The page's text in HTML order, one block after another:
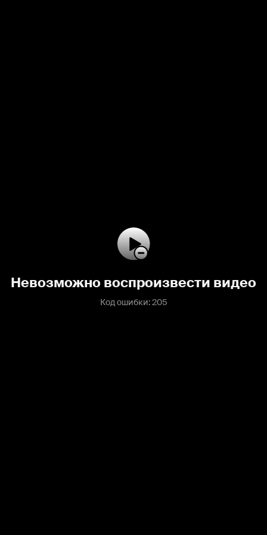
Невозможно воспроизвести видео
Код ошибки: 205